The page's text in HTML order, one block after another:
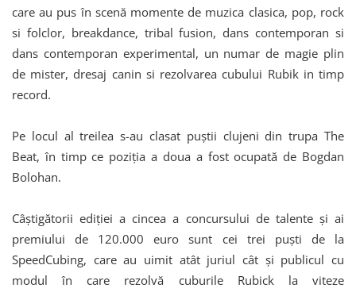
care au pus în scenă momente de muzica clasica, pop, rock
si folclor, breakdance, tribal fusion, dans contemporan si
dans contemporan experimental, un numar de magie plin
de mister, dresaj canin si rezolvarea cubului Rubik in timp
record.
Pe locul al treilea s-au clasat puștii clujeni din trupa The
Beat, în timp ce poziția a doua a fost ocupată de Bogdan
Bolohan.
Câștigătorii ediției a cincea a concursului de talente și ai
premiului de 120.000 euro sunt cei trei puști de la
SpeedCubing, care au uimit atât juriul cât și publicul cu
modul în care rezolvă cuburile Rubick la viteze